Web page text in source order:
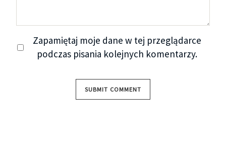
Zapamiętaj moje dane w tej przeglądarce
podczas pisania kolejnych komentarzy.